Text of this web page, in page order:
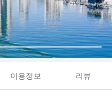
이용정보 리뷰